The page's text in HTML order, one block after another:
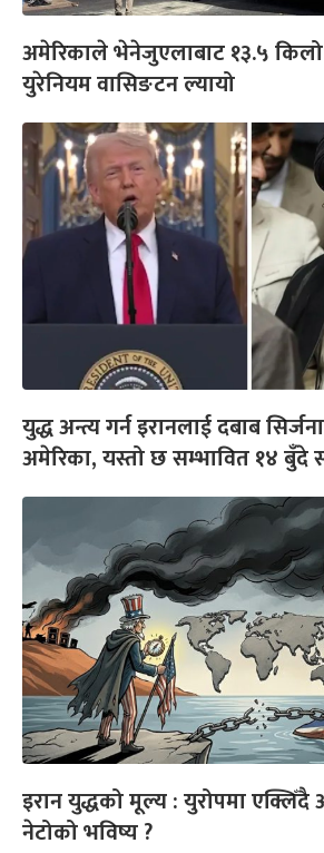
अमेरिकाले भेनेजुएलाबाट १३.५ किलो
युरेनियम वासिङटन ल्यायो
युद्ध अन्त्य गर्न इरानलाई दबाब
अमेरिका, यस्तो छ सम्भावित १४ बुँदे
इरान युद्धको मूल्य : युरोपमा
नेटोको भविष्य ?